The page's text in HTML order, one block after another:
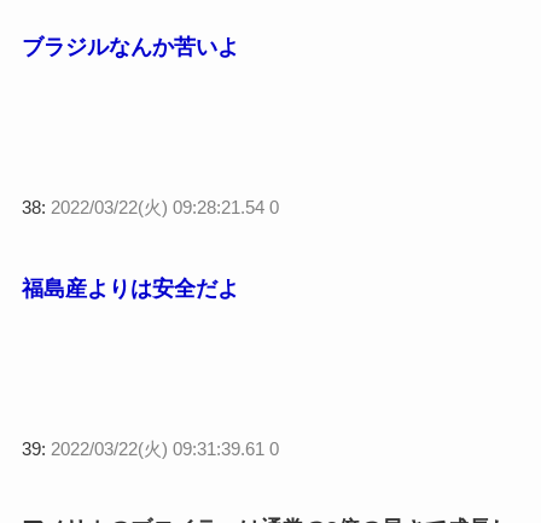
ブラジルなんか苦いよ
38: 2022/03/22(火) 09:28:21.54 0
福島産よりは安全だよ
39: 2022/03/22(火) 09:31:39.61 0